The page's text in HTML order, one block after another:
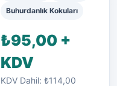
Buhurdanlık Kokuları
₺95,00 +
KDV
KDV Dahil: ₺114,00